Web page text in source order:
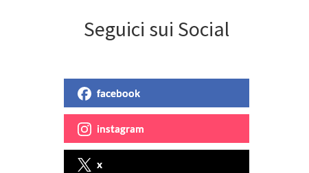
Seguici sui Social
facebook
instagram
x